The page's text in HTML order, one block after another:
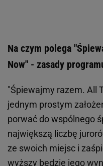
Na czym polega
Now" - zasady
"Śpiewajmy razem. All
jednym prostym
porwać dowspólnego
największą liczbę
ze swoich miejsc i
wyższy będzie jego